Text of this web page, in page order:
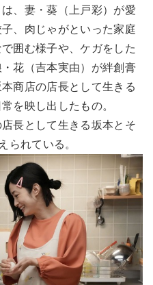
、妻・葵（上戸彩）が愛
、肉じゃがといった家庭
囲む様子や、ケガをした
花（吉本実由）が絆創膏
商店の店長として生きる
を映し出したもの。
長として生きる坂本とそ
られている。